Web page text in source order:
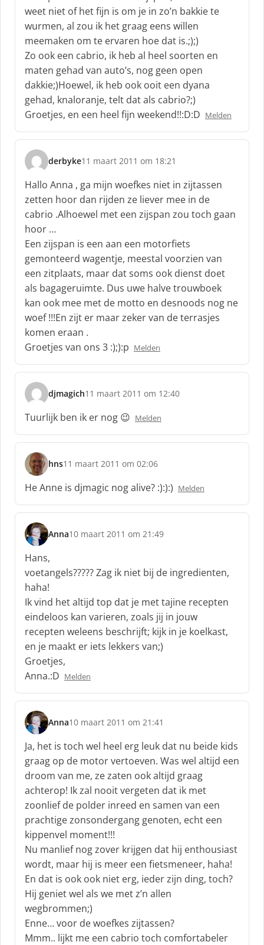
e
e
f
:
weet niet of het fijn is om je in zo’n bakkie te
wurmen, al zou ik het graag eens willen
meemaken om te ervaren hoe dat is.;);)
Zo ook een cabrio, ik heb al heel soorten en
maten gehad van auto’s, nog geen open
dakkie;)Hoewel, ik heb ook ooit een dyana
gehad, knaloranje, telt dat als cabrio?;)
Groetjes, en een heel fijn weekend!!:D:D Melden
derbyke
s
c
h
r
e
e
f
11 maart 2011 om 18:21
Hallo Anna , ga mijn woefkes niet in zijtassen
zetten hoor dan rijden ze liever mee in de
cabrio .Alhoewel met een zijspan zou toch gaan
hoor …
Een zijspan is een aan een motorfiets
gemonteerd wagentje, meestal voorzien van
een zitplaats, maar dat soms ook dienst doet
als bagageruimte. Dus uwe halve trouwboek
kan ook mee met de motto en desnoods nog ne
woef !!!En zijt er maar zeker van de terrasjes
komen eraan .
Groetjes van ons 3 :);):p Melden
djmagich
s
c
h
r
e
f
:
11 maart 2011 om 12:40
Tuurlijk ben ik er nog 😉 Melden
hns
s
c
h
r
e
f
:
11 maart 2011 om 02:06
He Anne is djmagic nog alive? :):):) Melden
Anna
s
c
h
r
e
e
f
10 maart 2011 om 21:49
Hans,
voetangels????? Zag ik niet bij de ingredienten,
haha!
Ik vind het altijd top dat je met tajine recepten
eindeloos kan varieren, zoals jij in jouw
recepten weleens beschrijft; kijk in je koelkast,
en je maakt er iets lekkers van;)
Groetjes,
Anna.:D Melden
Anna
s
c
h
r
e
e
f
10 maart 2011 om 21:41
Ja, het is toch wel heel erg leuk dat nu beide kids
graag op de motor vertoeven. Was wel altijd een
droom van me, ze zaten ook altijd graag
achterop! Ik zal nooit vergeten dat ik met
zoonlief de polder inreed en samen van een
prachtige zonsondergang genoten, echt een
kippenvel moment!!!
Nu manlief nog zover krijgen dat hij enthousiast
wordt, maar hij is meer een fietsmeneer, haha!
En dat is ook ook niet erg, ieder zijn ding, toch?
Hij geniet wel als we met z’n allen
wegbrommen;)
Enne… voor de woefkes zijtassen?
Mmm.. lijkt me een cabrio toch comfortabeler